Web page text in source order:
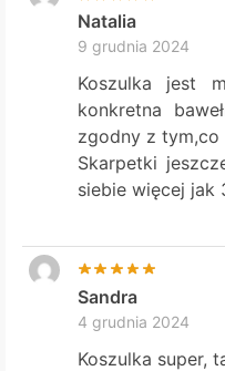
Natalia
9 grudnia 2024
Koszulka jest
konkretna
zgodny z tym,co
Skarpetki
siebie więcej jak
Sandra
4 grudnia 2024
Koszulka super,